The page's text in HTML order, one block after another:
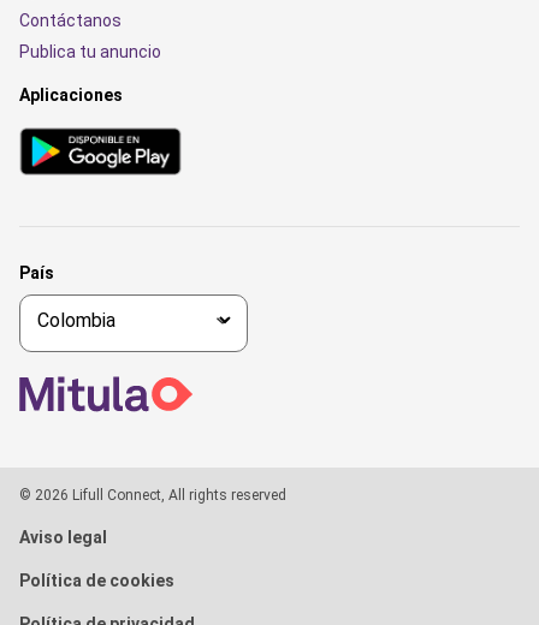
Contáctanos
Publica tu anuncio
Aplicaciones
País
© 2026 Lifull Connect, All rights reserved
Aviso legal
Política de cookies